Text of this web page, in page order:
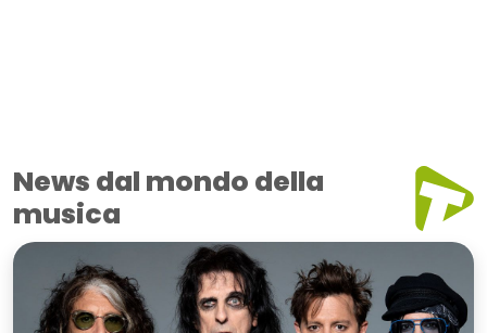
News dal mondo della
musica